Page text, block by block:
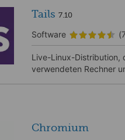
Tails 7.10
Software
Live-Linux-Distribution,
verwendeten Rechner
Chromium